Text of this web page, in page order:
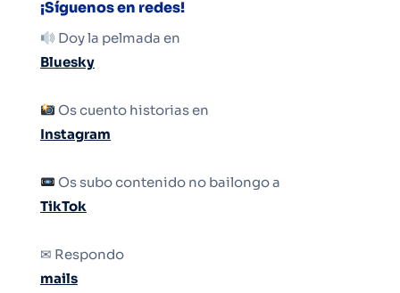
¡Síguenos en redes!
Doy la pelmada en
Bluesky
Os cuento historias en
Instagram
Os subo contenido no bailongo a
TikTok
✉ Respondo
mails